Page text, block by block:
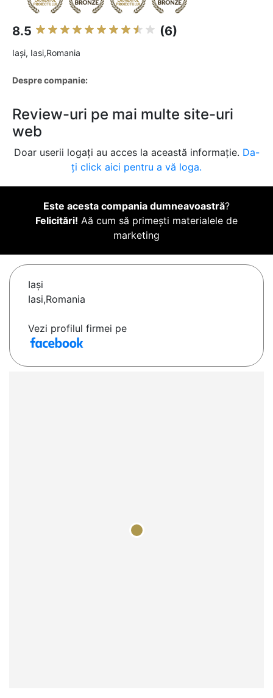
8.5 (6)
Iaşi, Iasi,Romania
Despre companie:
Review-uri pe mai multe site-uri
web
Doar userii logați au acces la această informație. Da-
ți click aici pentru a vă loga.
Este acesta compania dumneavoastră?
Felicitări! Aă cum să primești materialele de
marketing
Iaşi
Iasi,Romania
Vezi profilul firmei pe